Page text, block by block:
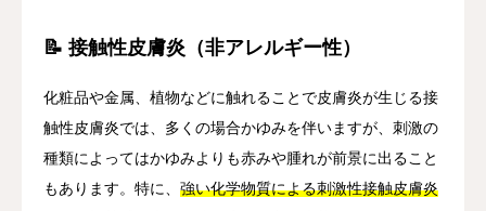
📝 接触性皮膚炎（非アレルギー性）
化粧品や金属、植物などに触れることで皮膚炎が生じる接
触性皮膚炎では、多くの場合かゆみを伴いますが、刺激の
種類によってはかゆみよりも赤みや腫れが前景に出ること
もあります。特に、 強い化学物質による刺激性接触皮膚炎